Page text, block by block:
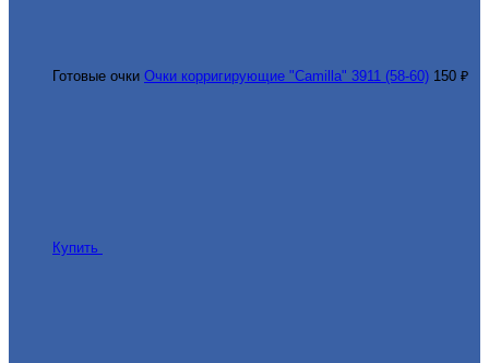
Готовые очки Очки корригирующие "Camilla" 3911 (58-60) 150 ₽
Купить